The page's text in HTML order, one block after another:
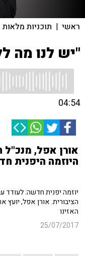
ראשי | תוכניות מלאות
"יש לנו מה
04:54
אורן אפל,
היוזמה היפנית
יוזמה יפנית חדשה: לעודד
הציבורית. אורן אפל, יועץ
האזינו
25/07/2017